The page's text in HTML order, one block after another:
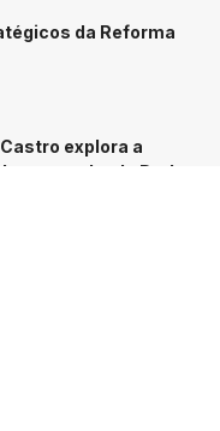
da Reforma
explora a
do Dodge